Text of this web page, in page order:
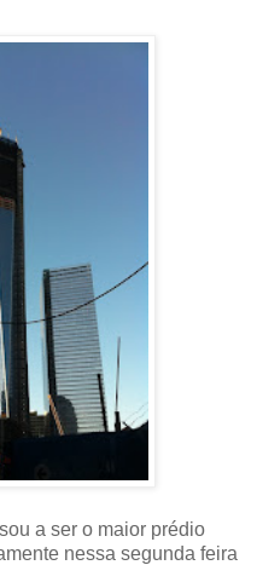
a ser o maior prédio
nessa segunda feira